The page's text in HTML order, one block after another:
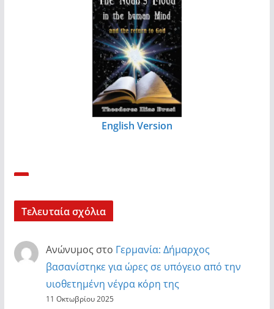
English Version
Τελευταία σχόλια
Ανώνυμος στο Γερμανία: Δήμαρχος
βασανίστηκε για ώρες σε υπόγειο από την
υιοθετημένη νέγρα κόρη της
11 Οκτωβρίου 2025